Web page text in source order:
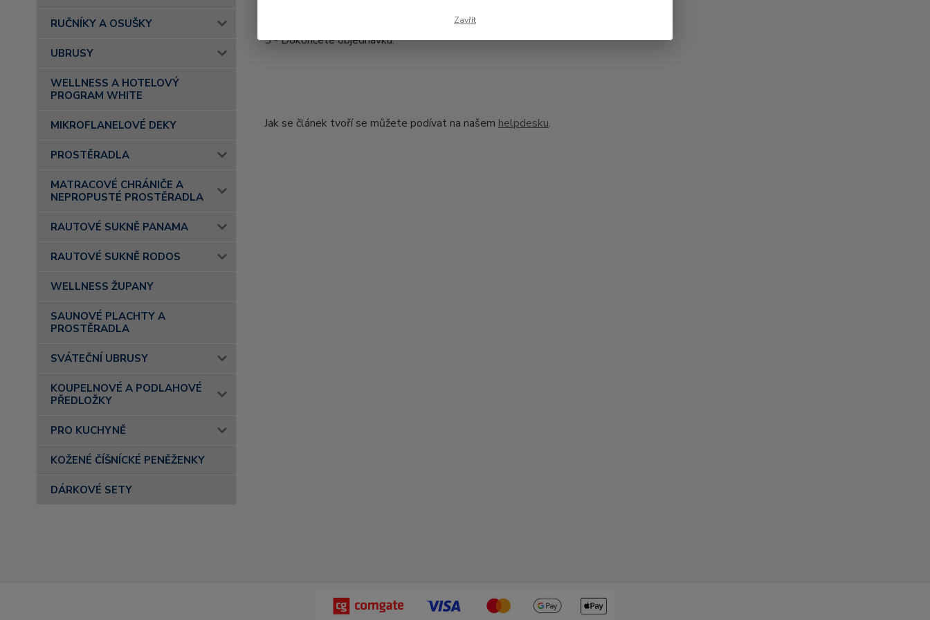
RUČNÍKY A OSUŠKY
UBRUSY
WELLNESS A HOTELOVÝ
PROGRAM WHITE
MIKROFLANELOVÉ DEKY
PROSTĚRADLA
MATRACOVÉ CHRÁNIČE A
NEPROPUSTÉ PROSTĚRADLA
RAUTOVÉ SUKNĚ PANAMA
RAUTOVÉ SUKNĚ RODOS
WELLNESS ŽUPANY
SAUNOVÉ PLACHTY A
PROSTĚRADLA
SVÁTEČNÍ UBRUSY
KOUPELNOVÉ A PODLAHOVÉ
PŘEDLOŽKY
PRO KUCHYNĚ
KOŽENÉ ČÍŠNÍCKÉ PENĚŽENKY
DÁRKOVÉ SETY
5 - Dokončete objednávku.
Jak se článek tvoří se můžete podívat na našem helpdesku.
Zavřít